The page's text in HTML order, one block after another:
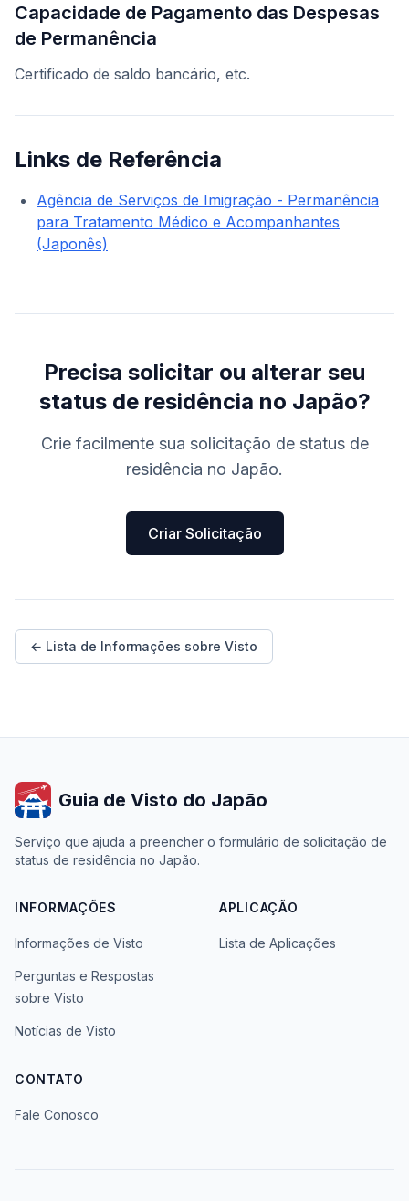
Capacidade de Pagamento das Despesas
de Permanência
Certificado de saldo bancário, etc.
Links de Referência
Agência de Serviços de Imigração - Permanência
para Tratamento Médico e Acompanhantes
(Japonês)
Precisa solicitar ou alterar seu
status de residência no Japão?
Crie facilmente sua solicitação de status de
residência no Japão.
Criar Solicitação
← Lista de Informações sobre Visto
Guia de Visto do Japão
Serviço que ajuda a preencher o formulário de solicitação de
status de residência no Japão.
INFORMAÇÕES
Informações de Visto
Perguntas e Respostas
sobre Visto
Notícias de Visto
APLICAÇÃO
Lista de Aplicações
CONTATO
Fale Conosco